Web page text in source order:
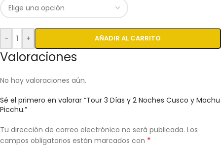
- + AÑADIR AL CARRITO
Valoraciones
No hay valoraciones aún.
Sé el primero en valorar “Tour 3 Días y 2 Noches Cusco y Machu
Picchu.”
Tu dirección de correo electrónico no será publicada. Los
campos obligatorios están marcados con *